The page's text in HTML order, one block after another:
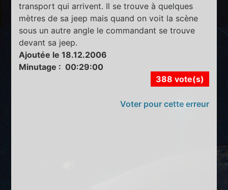
transport qui arrivent. Il se trouve à quelques
mètres de sa jeep mais quand on voit la scène
sous un autre angle le commandant se trouve
devant sa jeep.
Ajoutée le 18.12.2006
Minutage : 00:29:00
388 vote(s)
Voter pour cette erreur